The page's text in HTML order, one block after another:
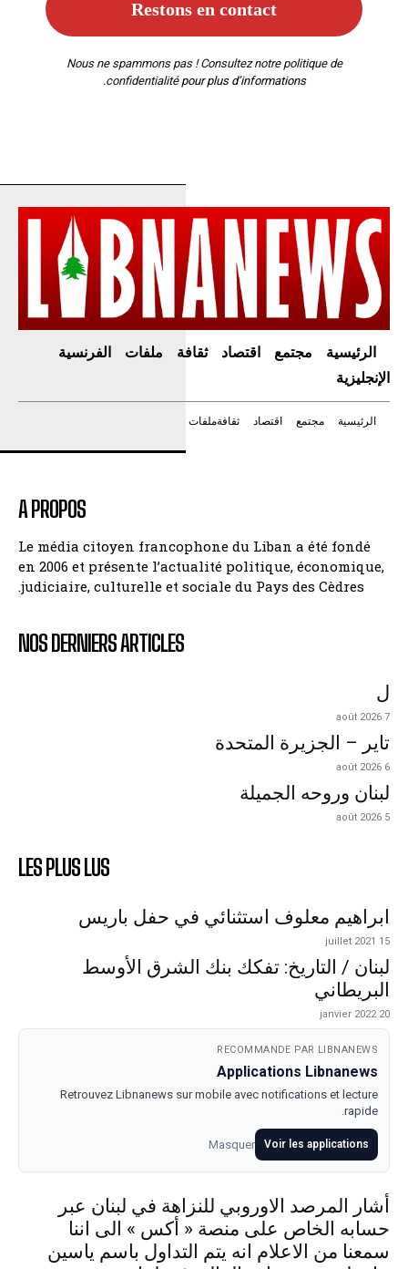
Nous ne spammons pas ! Consultez notre politique de
confidentialitépour plus d’informations.
الرئيسية مجتمع اقتصاد ثقافة ملفات
الفرنسية
الإنجليزية
الرئيسية مجتمع اقتصاد ثقافةملفات
A PROPOS
Le média citoyen francophone du Liban a été fondé
en 2006 et présente l’actualité politique, économique,
judiciaire, culturelle et sociale du Pays des Cèdres.
NOS DERNIERS ARTICLES
ل
7 août 2026
تاير – الجزيرة المتحدة
6 août 2026
لبنان وروحه الجميلة
5 août 2026
LES PLUS LUS
ابراهيم معلوف استثنائي في حفل باريس
15 juillet 2021
لبنان / التاريخ: تفكك بنك الشرق الأوسط
البريطاني
20 janvier 2022
RECOMMANDE PAR LIBNANEWS
Applications Libnanews
Retrouvez Libnanews sur mobile avec notifications et lecture
rapide.
Voir les applications
Masquer
أشار المرصد الاوروبي للنزاهة في لبنان عبر
حسابه الخاص على منصة « أكس » الى اننا
سمعنا من الاعلام انه يتم التداول باسم ياسين